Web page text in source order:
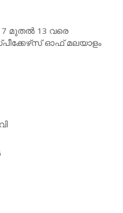
മുതല്‍ 13 വരെ
ഓഫ് മലയാളം